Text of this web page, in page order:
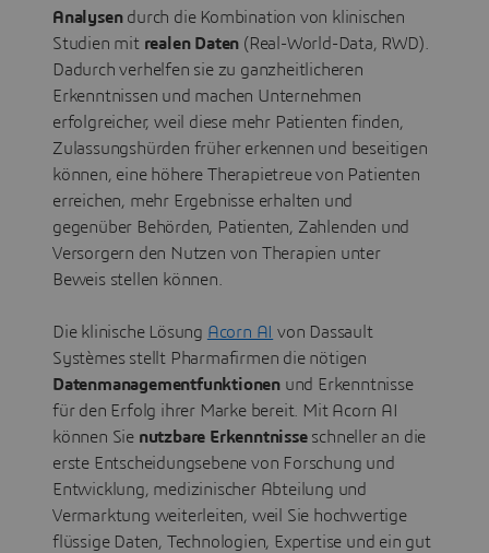
Analysendurch die Kombination von klinischen
Studien mit realen Daten (Real-World-Data, RWD).
Dadurch verhelfen sie zu ganzheitlicheren
Erkenntnissen und machen Unternehmen
erfolgreicher, weil diese mehr Patienten finden,
Zulassungshürden früher erkennen und beseitigen
können, eine höhere Therapietreue von Patienten
erreichen, mehr Ergebnisse erhalten und
gegenüber Behörden, Patienten, Zahlenden und
Versorgern den Nutzen von Therapien unter
Beweis stellen können.
Die klinische Lösung Acorn AI von Dassault
Systèmes stellt Pharmafirmen die nötigen
Datenmanagementfunktionen und Erkenntnisse
für den Erfolg ihrer Marke bereit. Mit Acorn AI
können Sie nutzbare Erkenntnisseschneller an die
erste Entscheidungsebene von Forschung und
Entwicklung, medizinischer Abteilung und
Vermarktung weiterleiten, weil Sie hochwertige
flüssige Daten, Technologien, Expertise und ein gut